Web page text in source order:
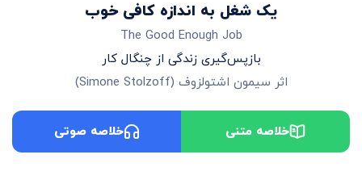
یک شغل به اندازه کافی خوب
The Good Enough Job
بازپس‌گیری زندگی از چنگال کار
اثر سیمون اشتولزوف (
Simone Stolzoff
)
خلاصه متنی خلاصه صوتی